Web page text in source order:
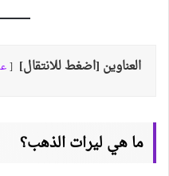
العناوين [اضغط للانتقال]
ما هي ليرات الذهب؟